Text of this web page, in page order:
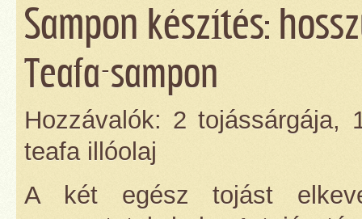
Sampon készítés:
Teafa-sampon
Hozzávalók: 2
teafa illóolaj
A két egész tojást